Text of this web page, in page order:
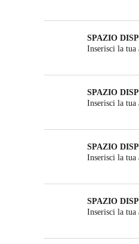
SPAZIO
Inserisci la tua
SPAZIO
Inserisci la tua
SPAZIO
Inserisci la tua
SPAZIO
Inserisci la tua